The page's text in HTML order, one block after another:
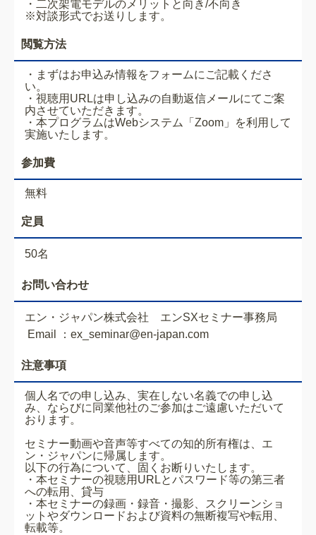
・二次架電モデルのメリットと向き/不向き
※対談形式でお送りします。
閲覧方法
・まずはお申込み情報をフォームにご記載くださ
い。
・視聴用URLは申し込みの自動返信メールにてご案
内させていただきます。
・本プログラムはWebシステム「Zoom」を利用して
実施いたします。
参加費
無料
定員
50名
お問い合わせ
エン・ジャパン株式会社 エンSXセミナー事務局
Email ：ex_seminar@en-japan.com
注意事項
個人名での申し込み、実在しない名義での申し込
み、ならびに同業他社のご参加はご遠慮いただいて
おります。
セミナー動画や音声等すべての知的所有権は、エ
ン・ジャパンに帰属します。
以下の行為について、固くお断りいたします。
・本セミナーの視聴用URLとパスワード等の第三者
への転用、貸与
・本セミナーの録画・録音・撮影、スクリーンショ
ットやダウンロードおよび資料の無断複写や転用、
転載等。